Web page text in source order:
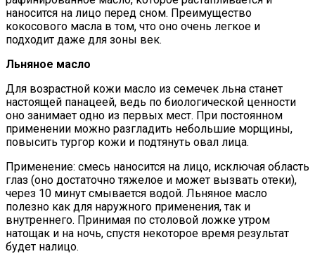
наносится на лицо перед сном. Преимущество
кокосового масла в том, что оно очень легкое и
подходит даже для зоны век.
Льняное масло
Для возрастной кожи масло из семечек льна станет
настоящей панацеей, ведь по биологической ценности
оно занимает одно из первых мест. При постоянном
применении можно разгладить небольшие морщины,
повысить тургор кожи и подтянуть овал лица.
Применение: смесь наносится на лицо, исключая область
глаз (оно достаточно тяжелое и может вызвать отеки),
через 10 минут смывается водой. Льняное масло
полезно как для наружного применения, так и
внутреннего. Принимая по столовой ложке утром
натощак и на ночь, спустя некоторое время результат
будет налицо.